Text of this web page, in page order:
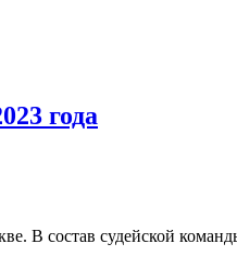
года
В состав судейской